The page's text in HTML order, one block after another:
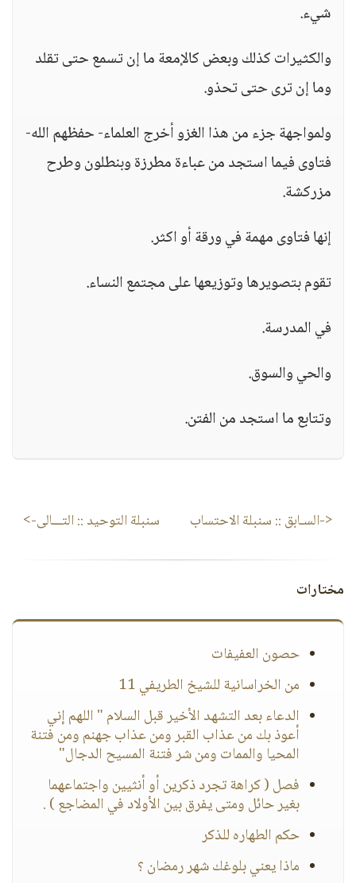
شيء.
والكثيرات كذلك وبعض كالإمعة ما إن تسمع حتى تقلد
وما إن ترى حتى تحذو.
ولمواجهة جزء من هذا الغزو أخرج العلماء- حفظهم الله-
فتاوى فيما استجد من عباءة مطرزة وبنطلون وطرح
مزركشة.
إنها فتاوى مهمة في ورقة أو اكثر.
تقوم بتصويرها وتوزيعها على مجتمع النساء.
في المدرسة.
والحي والسوق.
وتتابع ما استجد من الفتن.
<-السـابق :: سنبلة الاحتساب سنبلة التوحيد :: التـــالى->
مختارات
حصون العفيفات
من الخراسانية للشيخ الطريفي 11
الدعاء بعد التشهد الأخير قبل السلام " اللهم إني
أعوذ بك من عذاب القبر ومن عذاب جهنم ومن فتنة
المحيا والممات ومن شر فتنة المسيح الدجال"
فصل ( كراهة تجرد ذكرين أو أنثيين واجتماعهما
بغير حائل ومتى يفرق بين الأولاد في المضاجع ) .
حكم الطهاره للذكر
ماذا يعني بلوغك شهر رمضان ؟